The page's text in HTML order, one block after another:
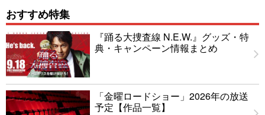
おすすめ特集
『踊る大捜査線 N.E.W.』グッズ・特
典・キャンペーン情報まとめ
「金曜ロードショー」2026年の放送
予定【作品一覧】